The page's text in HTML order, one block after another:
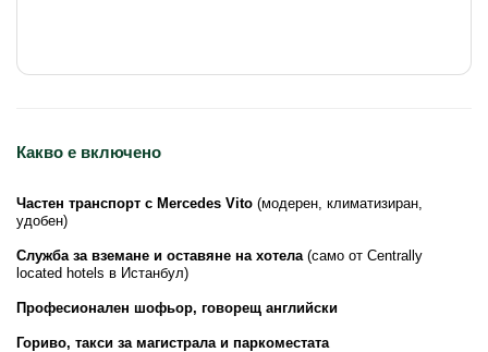
Какво е включено
Частен транспорт с Mercedes Vito (модерен, климатизиран,
удобен)
Служба за вземане и оставяне на хотела(само от Centrally
located hotels в Истанбул)
Професионален шофьор, говорещ английски
Гориво, такси за магистрала и паркоместата